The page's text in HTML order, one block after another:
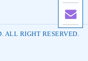
ALL RIGHT RESERVED.